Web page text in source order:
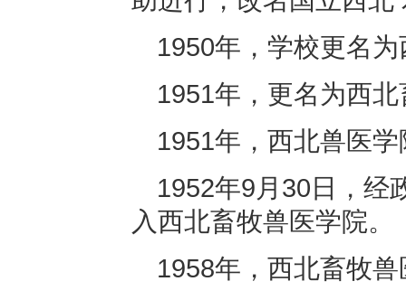
1950年，学校更名
1951年，更名为西
1951年，西北兽医
1952年9月30日，经
入西北畜牧兽医学院。
1958年，西北畜牧